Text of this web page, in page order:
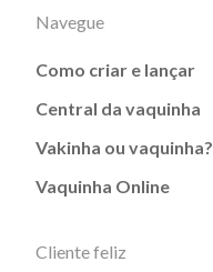
Navegue
Como criar e lançar
Central da vaquinha
Vakinha ou vaquinha?
Vaquinha Online
Cliente feliz